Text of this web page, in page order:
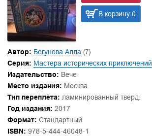
В корзину 0
Автор: Бегунова Алла (7)
Серия: Мастера исторических приключений
Издательство: Вече
Место издания: Москва
Тип переплёта: ламинированный тверд.
Год издания: 2017
Формат: Стандартный
ISBN: 978-5-444-46048-1